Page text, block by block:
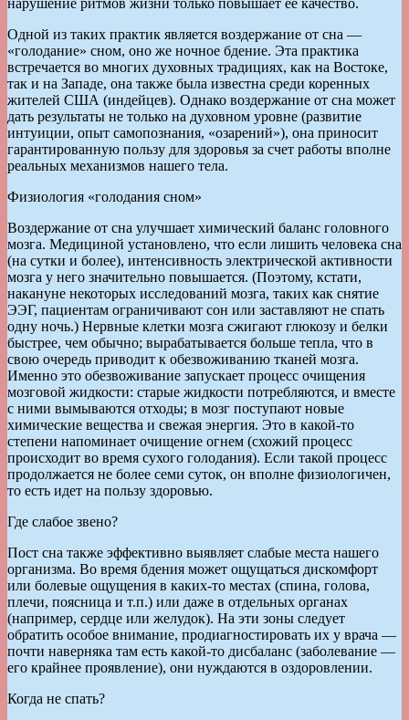
Одной из таких практик является воздержание от сна —
«голодание» сном, оно же ночное бдение. Эта практика
встречается во многих духовных традициях, как на Востоке,
так и на Западе, она также была известна среди коренных
жителей США (индейцев). Однако воздержание от сна может
дать результаты не только на духовном уровне (развитие
интуиции, опыт самопознания, «озарений»), она приносит
гарантированную пользу для здоровья за счет работы вполне
реальных механизмов нашего тела.
Физиология «голодания сном»
Воздержание от сна улучшает химический баланс головного
мозга. Медициной установлено, что если лишить человека сна
(на сутки и более), интенсивность электрической активности
мозга у него значительно повышается. (Поэтому, кстати,
накануне некоторых исследований мозга, таких как снятие
ЭЭГ, пациентам ограничивают сон или заставляют не спать
одну ночь.) Нервные клетки мозга сжигают глюкозу и белки
быстрее, чем обычно; вырабатывается больше тепла, что в
свою очередь приводит к обезвоживанию тканей мозга.
Именно это обезвоживание запускает процесс очищения
мозговой жидкости: старые жидкости потребляются, и вместе
с ними вымываются отходы; в мозг поступают новые
химические вещества и свежая энергия. Это в какой-то
степени напоминает очищение огнем (схожий процесс
происходит во время сухого голодания). Если такой процесс
продолжается не более семи суток, он вполне физиологичен,
то есть идет на пользу здоровью.
Где слабое звено?
Пост сна также эффективно выявляет слабые места нашего
организма. Во время бдения может ощущаться дискомфорт
или болевые ощущения в каких-то местах (спина, голова,
плечи, поясница и т.п.) или даже в отдельных органах
(например, сердце или желудок). На эти зоны следует
обратить особое внимание, продиагностировать их у врача —
почти наверняка там есть какой-то дисбаланс (заболевание —
его крайнее проявление), они нуждаются в оздоровлении.
Когда не спать?